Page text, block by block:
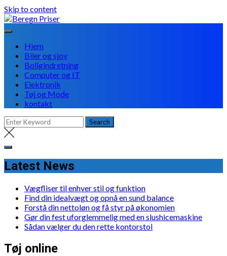
Skip to content
Hjem
Biler og sjov
Boligindretning
Computer og IT
Elektronik
Tøj og Mode
kontakt
Latest News
Vægfliser til enhver stil og funktion
Find din idealvægt og opnå en sund balance
Forstå din nettoløn og få styr på økonomien
Gør din fest uforglemmelig med en slushicemaskine
Sådan vælger du den rette kontorstol
Tøj online